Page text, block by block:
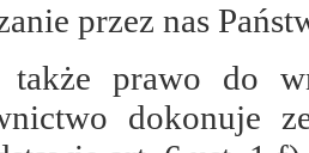
przez nas
prawo do
dokonuje